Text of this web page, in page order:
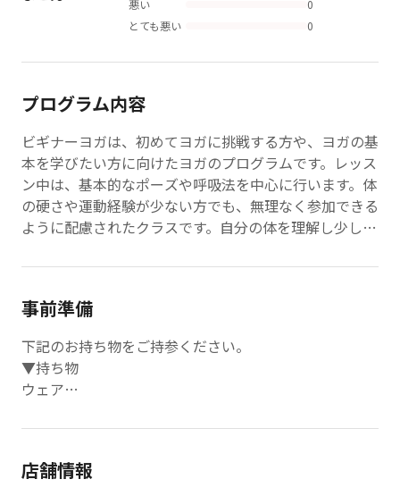
悪い
0
とても悪い
0
プログラム内容
ビギナーヨガは、初めてヨガに挑戦する方や、ヨガの基
本を学びたい方に向けたヨガのプログラムです。レッス
ン中は、基本的なポーズや呼吸法を中心に行います。体
の硬さや運動経験が少ない方でも、無理なく参加できる
ように配慮されたクラスです。自分の体を理解し少しず
むことができます。
事前準備
下記のお持ち物をご持参ください。
▼持ち物
ウェア
下着
す。
店舗情報